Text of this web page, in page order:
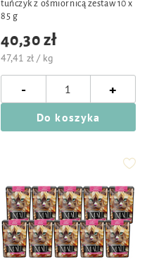
tuńczyk z ośmiornicą zestaw 10 x
85 g
40,30 zł
47,41 zł / kg
- +
Do koszyka